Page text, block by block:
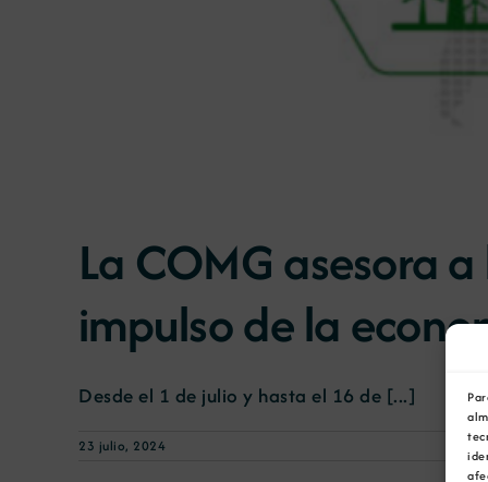
La COMG asesora
impulso de la
Desde el 1 de julio y hasta el 16 de [...]
23 julio, 2024